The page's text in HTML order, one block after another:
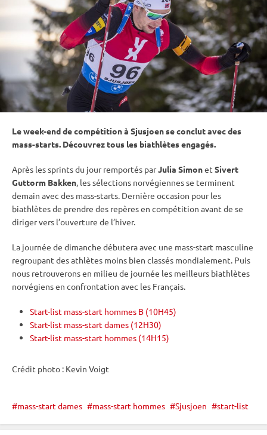
Le week-end de compétition à Sjusjoen se conclut avec des
mass-starts. Découvrez tous les biathlètes engagés.
Après les sprints du jour remportés parJulia Simonet Sivert
Guttorm Bakken, les sélections norvégiennes se terminent
demain avec des mass-starts. Dernière occasion pour les
biathlètes de prendre des repères en compétition avant de se
diriger vers l’ouverture de l’hiver.
La journée de dimanche débutera avec une mass-start masculine
regroupant des athlètes moins bien classés mondialement. Puis
nous retrouverons en milieu de journée les meilleurs biathlètes
norvégiens en confrontation avec les Français.
Start-list mass-start hommes B (10H45)
Start-list mass-start dames (12H30)
Start-list mass-start hommes (14H15)
Crédit photo : Kevin Voigt
mass-start dames mass-start hommes Sjusjoen start-list